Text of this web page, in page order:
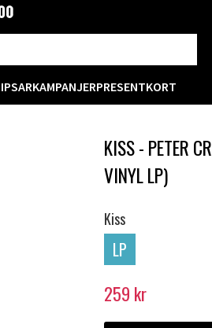
KAMPANJERPRESENTKORT
KISS - PETER
VINYL LP)
Kiss
LP
259 kr